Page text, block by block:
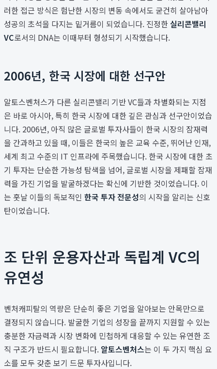
러한 접근 방식은 험난한 시장의 변동 속에서도 굳건히 살아남아
성공의 초석을 다지는 밑거름이 되었습니다. 진정한 실리콘밸리
VC로서의 DNA는 이때부터 형성되기 시작했습니다.
2006년, 한국 시장에 대한 선구안
알토스벤처스가 다른 실리콘밸리 기반 VC들과 차별화되는 지점
은 바로 아시아, 특히 한국 시장에 대한 깊은 관심과 선구안이었습
니다. 2006년, 아직 많은 글로벌 투자사들이 한국 시장의 잠재력
을 간과하고 있을 때, 이들은 한국의 높은 교육 수준, 뛰어난 인재,
세계 최고 수준의 IT 인프라에 주목했습니다. 한국 시장에 대한 초
기 투자는 단순한 가능성 탐색을 넘어, 글로벌 시장을 제패할 잠재
력을 가진 기업을 발굴하겠다는 확신에 기반한 것이었습니다. 이
는 훗날 이들의 독보적인 한국 투자 전문성의 시작을 알리는 신호
탄이었습니다.
조 단위 운용자산과 독립계 VC의
유연성
벤처캐피탈의 역량은 단순히 좋은 기업을 알아보는 안목만으로
결정되지 않습니다. 발굴한 기업의 성장을 끝까지 지원할 수 있는
충분한 자금력과 시장 변화에 민첩하게 대응할 수 있는 유연한 조
직 구조가 반드시 필요합니다. 알토스벤처스는 이 두 가지 핵심 요
소를 모두 갖춘 보기 드문 투자사입니다.